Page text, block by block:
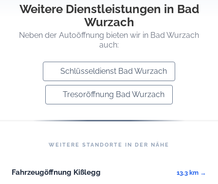
Weitere Dienstleistungen in Bad
Wurzach
Neben der Autoöffnung bieten wir in Bad Wurzach
auch:
Schlüsseldienst Bad Wurzach
Tresoröffnung Bad Wurzach
WEITERE STANDORTE IN DER NÄHE
Fahrzeugöffnung Kißlegg 13.3 km →